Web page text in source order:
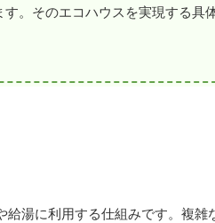
。そのエコハウスを実現する具
給湯に利用する仕組みです。複